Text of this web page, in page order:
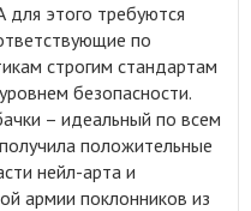
для этого требуются
по
строгим стандартам
безопасности.
– идеальный по всем
положительные
нейл-арта и
армии поклонников из